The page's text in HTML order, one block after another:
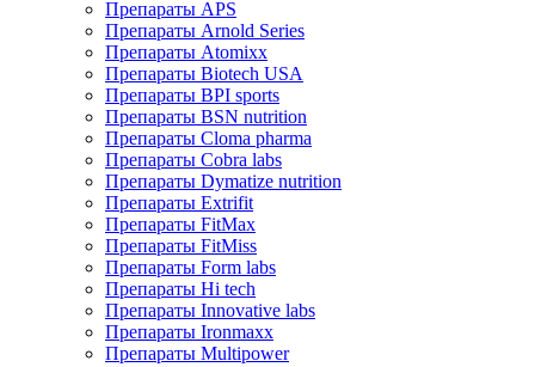
Препараты APS
Препараты Arnold Series
Препараты Atomixx
Препараты Biotech USA
Препараты BPI sports
Препараты BSN nutrition
Препараты Cloma pharma
Препараты Cobra labs
Препараты Dymatize nutrition
Препараты Extrifit
Препараты FitMax
Препараты FitMiss
Препараты Form labs
Препараты Hi tech
Препараты Innovative labs
Препараты Ironmaxx
Препараты Multipower